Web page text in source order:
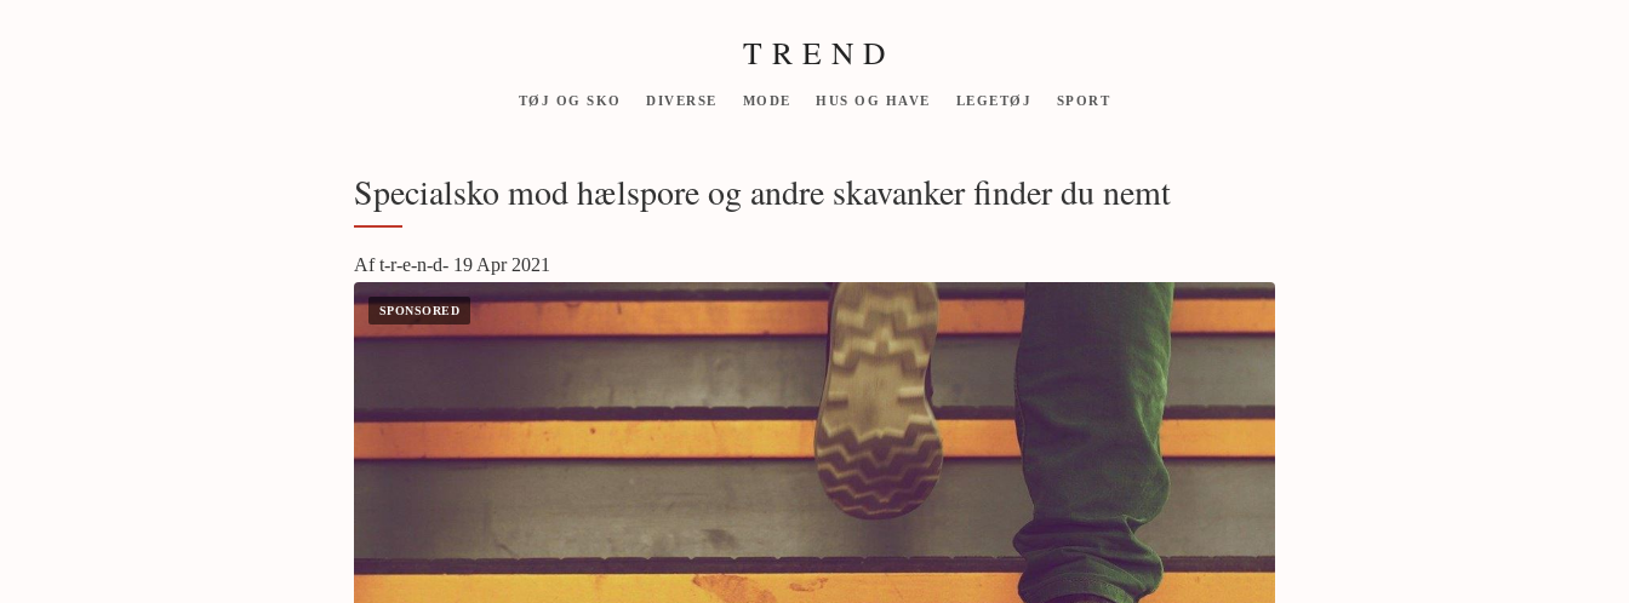
T R E N D
TØJ OG SKO DIVERSE MODE HUS OG HAVE LEGETØJ SPORT
Specialsko mod hælspore og andre skavanker finder du nemt
Af t-r-e-n-d- 19 Apr 2021